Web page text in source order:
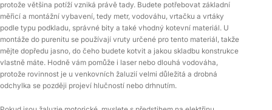
protože většina potíží vzniká právě tady. Budete potřebovat základní
měřicí a montážní vybavení, tedy metr, vodováhu, vrtačku a vrtáky
podle typu podkladu, správné bity a také vhodný kotevní materiál. U
montáže do purenitu se používají vruty určené pro tento materiál, takže
mějte dopředu jasno, do čeho budete kotvit a jakou skladbu konstrukce
vlastně máte. Hodně vám pomůže i laser nebo dlouhá vodováha,
protože rovinnost je u venkovních žaluzií velmi důležitá a drobná
odchylka se později projeví hlučností nebo drhnutím.